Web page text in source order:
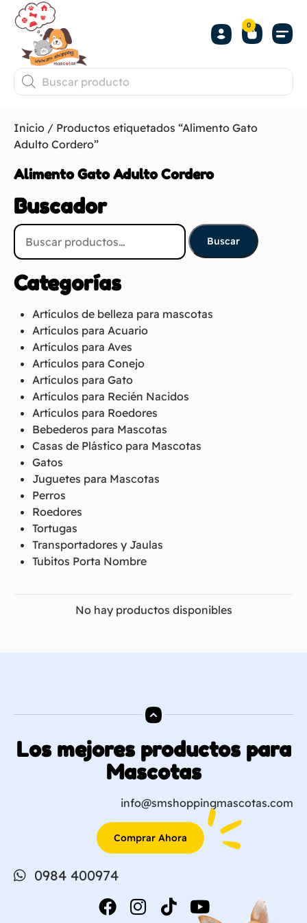
0
Inicio / Productos etiquetados “Alimento Gato
Adulto Cordero”
Alimento Gato Adulto Cordero
Buscador
Buscar
Categorías
Artículos de belleza para mascotas
Artículos para Acuario
Artículos para Aves
Artículos para Conejo
Artículos para Gato
Artículos para Recién Nacidos
Artículos para Roedores
Bebederos para Mascotas
Casas de Plástico para Mascotas
Gatos
Juguetes para Mascotas
Perros
Roedores
Tortugas
Transportadores y Jaulas
Tubitos Porta Nombre
No hay productos disponibles
Los mejores productos para
Mascotas
info@smshoppingmascotas.com
Comprar Ahora
0984 400974